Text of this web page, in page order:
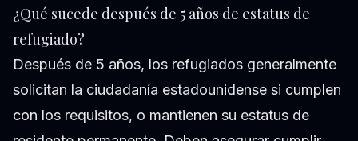
¿Qué sucede después de 5 años de estatus de
refugiado?
Después de 5 años, los refugiados generalmente
solicitan la ciudadanía estadounidense si cumplen
con los requisitos, o mantienen su estatus de